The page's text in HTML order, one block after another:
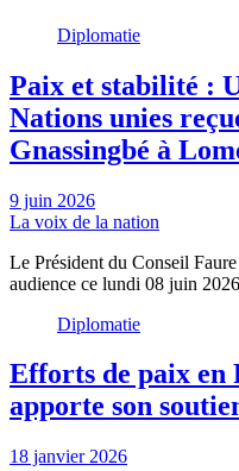
Diplomatie
Paix et stabilité :
Nations unies
Gnassingbé à
9 juin 2026
La voix de la nation
Le Président du Conseil
audience ce lundi 08 juin
Diplomatie
Efforts de paix en
apporte son
18 janvier 2026